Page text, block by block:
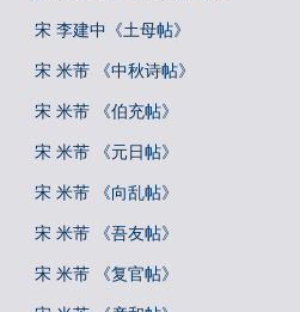
宋 李建中《土母帖》
宋 米芾 《中秋诗帖》
宋 米芾 《伯充帖》
宋 米芾 《元日帖》
宋 米芾 《向乱帖》
宋 米芾 《吾友帖》
宋 米芾 《复官帖》